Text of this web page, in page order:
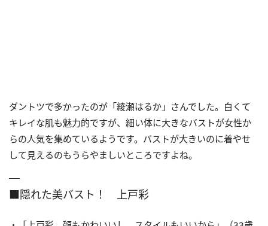
ダントツで多かったのが「綾瀬はるか」さんでした。白くて
キレイな肌も魅力的ですが、細い体に大きなバストが女性か
らの人気を集めているようです。バストが大きいのに着やせ
して見えるのもうらやましいところですよね。
■隠れた美バスト！ 上戸彩